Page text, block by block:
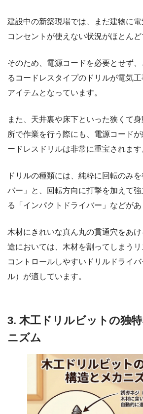
建設中の新築現場では、まだ建物に電
コンセントが使えない状況がほとんど
そのため、電源コードを必要とせず
るコードレスタイプのドリルが電気
アイテムとなっています。
また、天井裏や床下といった狭くて
所で作業を行う際にも、電源コード
ードレスドリルは非常に重宝されます
ドリルの種類には、純粋に回転のみ
バー」と、回転方向に打撃を加えて
る「インパクトドライバー」などがあ
木材にきれいな真ん丸の貫通穴をあ
途においては、木材を割ってしまう
コントロールしやすいドリルドライ
ル）が適しています。
3. 木工ドリルビットの独
ニズム